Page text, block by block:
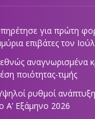
για πρώτη
επιβάτες τον
αναγνωρισμένα
ποιότητας-τιμής
ρυθμοί
Α’ Εξάμηνο 2026